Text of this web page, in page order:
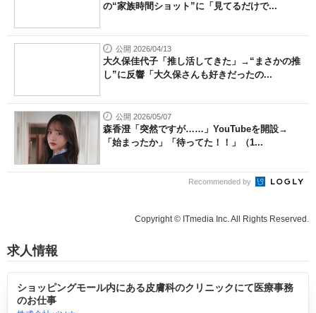
の“家族時間ショット”に「見てるだけで...
公開 2026/04/13
大久保佳代子「推し活してきた」→“まさかの推
し”に反響「大久保さんも好きだったの...
公開 2026/05/07
森香澄「突然ですが……」YouTubeを開設→
「始まったか」「待ってた！！」（1...
Recommended by
Copyright © ITmedia Inc. All Rights Reserved.
求人情報
ショッピングモール内にある皮膚科のクリニックにて医療事務
のお仕事